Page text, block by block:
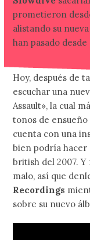
prometieron
alistando su
han pasado
Hoy, después de
escuchar una
Assault», la cual
tonos de
cuenta con una
bien podría hacer
british del 2007.
malo, así que
Recordings
sobre su nuevo